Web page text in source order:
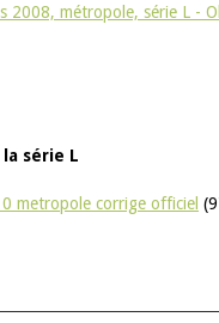
2008, métropole, série L -
série L
metropole corrige officiel